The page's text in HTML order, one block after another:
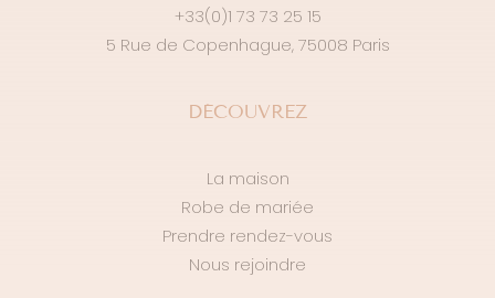
+33(0)1 73 73 25 15
5 Rue de Copenhague, 75008 Paris
DÉCOUVREZ
La maison
Robe de mariée
Prendre rendez-vous
Nous rejoindre